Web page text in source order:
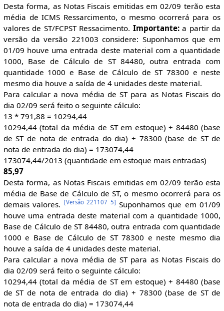
Desta forma, as Notas Fiscais emitidas em 02/09 terão esta
média de ICMS Ressarcimento, o mesmo ocorrerá para os
valores de ST/FCPST Ressacimento. Importante:a partir da
versão da versão 221003 considere: Suponhamos que em
01/09 houve uma entrada deste material com a quantidade
1000, Base de Cálculo de ST 84480, outra entrada com
quantidade 1000 e Base de Cálculo de ST 78300 e neste
mesmo dia houve a saída de 4 unidades deste material.
Para calcular a nova média de ST para as Notas Fiscais do
dia 02/09 será feito o seguinte cálculo:
13 * 791,88 = 10294,44
10294,44 (total da média de ST em estoque) + 84480 (base
de ST de nota de entrada do dia) + 78300 (base de ST de
nota de entrada do dia) = 173074,44
173074,44/2013 (quantidade em estoque mais entradas)
85,97
Desta forma, as Notas Fiscais emitidas em 02/09 terão esta
média de Base de Cálculo de ST, o mesmo ocorrerá para os
demais valores. [Versão 221107 5] Suponhamos que em 01/09
houve uma entrada deste material com a quantidade 1000,
Base de Cálculo de ST 84480, outra entrada com quantidade
1000 e Base de Cálculo de ST 78300 e neste mesmo dia
houve a saída de 4 unidades deste material.
Para calcular a nova média de ST para as Notas Fiscais do
dia 02/09 será feito o seguinte cálculo:
10294,44 (total da média de ST em estoque) + 84480 (base
de ST de nota de entrada do dia) + 78300 (base de ST de
nota de entrada do dia) = 173074,44